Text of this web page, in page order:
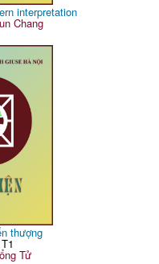
interpretation
Chang
thượng
Tử